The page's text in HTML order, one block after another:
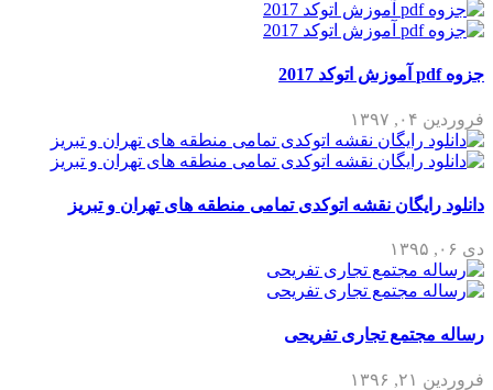
جزوه pdf آموزش اتوکد 2017
فروردین ۰۴, ۱۳۹۷
دانلود رایگان نقشه اتوکدی تمامی منطقه های تهران و تبریز
دی ۰۶, ۱۳۹۵
رساله مجتمع تجاری تفریحی
فروردین ۲۱, ۱۳۹۶